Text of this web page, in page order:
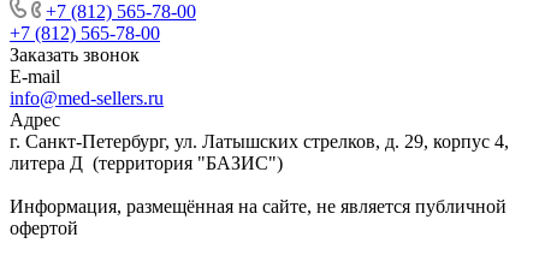
+7 (812) 565-78-00
+7 (812) 565-78-00
Заказать звонок
E-mail
info@med-sellers.ru
Адрес
г. Санкт-Петербург, ул. Латышских стрелков, д. 29, корпус 4,
литера Д (территория "БАЗИС")
Информация, размещённая на сайте, не является публичной
офертой